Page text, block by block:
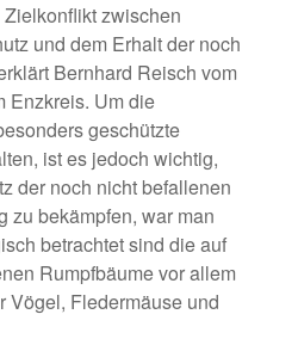
zwischen
und dem Erhalt der noch
Bernhard Reisch vom
Enzkreis. Um die
geschützte
ist es jedoch wichtig,
der noch nicht befallenen
zu bekämpfen, war man
betrachtet sind die auf
Rumpfbäume vor allem
Vögel, Fledermäuse und